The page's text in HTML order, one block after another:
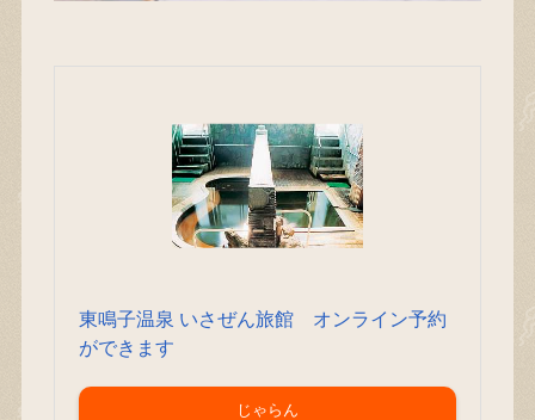
東鳴子温泉 いさぜん旅館 オンライン予約
ができます
じゃらん